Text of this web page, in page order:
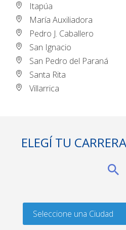
Itapúa
María Auxiliadora
Pedro J. Caballero
San Ignacio
San Pedro del Paraná
Santa Rita
Villarrica
ELEGÍ TU